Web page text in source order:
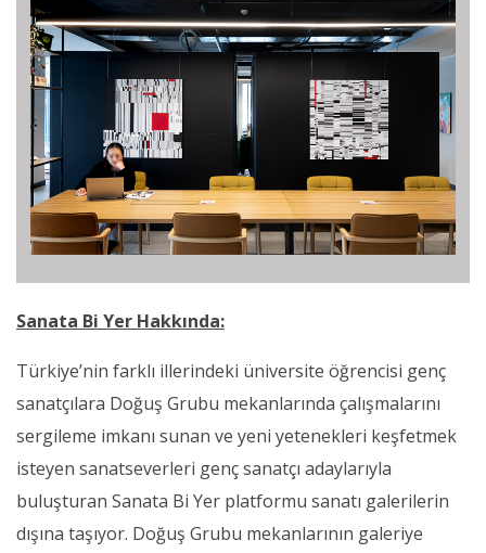
Sanata Bi Yer Hakkında:
Türkiye’nin farklı illerindeki üniversite öğrencisi genç
sanatçılara Doğuş Grubu mekanlarında çalışmalarını
sergileme imkanı sunan ve yeni yetenekleri keşfetmek
isteyen sanatseverleri genç sanatçı adaylarıyla
buluşturan Sanata Bi Yer platformu sanatı galerilerin
dışına taşıyor. Doğuş Grubu mekanlarının galeriye